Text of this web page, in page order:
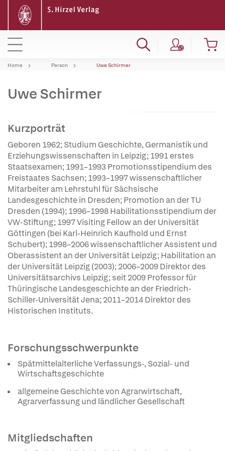
Home Person Uwe Schirmer
Uwe Schirmer
Kurzporträt
Geboren 1962; Studium Geschichte, Germanistik und
Erziehungswissenschaften in Leipzig; 1991 erstes
Staatsexamen; 1991–1993 Promotionsstipendium des
Freistaates Sachsen; 1993–1997 wissenschaftlicher
Mitarbeiter am Lehrstuhl für Sächsische
Landesgeschichte in Dresden; Promotion an der TU
Dresden (1994); 1996–1998 Habilitationsstipendium der
VW-Stiftung; 1997 Visiting Fellow an der Universität
Göttingen (bei Karl-Heinrich Kaufhold und Ernst
Schubert); 1998–2006 wissenschaftlicher Assistent und
Oberassistent an der Universität Leipzig; Habilitation an
der Universität Leipzig (2003); 2006–2009 Direktor des
Universitätsarchivs Leipzig; seit 2009 Professor für
Thüringische Landesgeschichte an der Friedrich-
Schiller-Universität Jena; 2011–2014 Direktor des
Historischen Instituts.
Forschungsschwerpunkte
Spätmittelalterliche Verfassungs-, Sozial- und
Wirtschaftsgeschichte
allgemeine Geschichte von Agrarwirtschaft,
Agrarverfassung und ländlicher Gesellschaft
Mitgliedschaften